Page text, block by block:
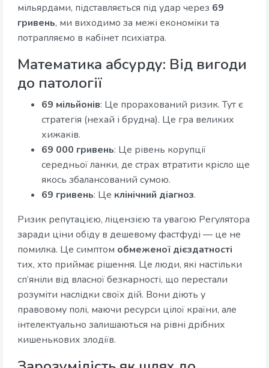
мільярдами, підставляється під удар через 69
гривень, ми виходимо за межі економіки та
потрапляємо в кабінет психіатра.
Математика абсурду: Від вигоди
до патології
69 мільйонів: Це прорахований ризик. Тут є
стратегія (нехай і брудна). Це гра великих
хижаків.
69 000 гривень: Це рівень корупції
середньої ланки, де страх втратити крісло ще
якось збалансований сумою.
69 гривень: Це клінічний діагноз.
Ризик репутацією, ліцензією та увагою Регулятора
заради ціни обіду в дешевому фастфуді — це не
помилка. Це симптом обмеженої дієздатності
тих, хто приймає рішення. Це люди, які настільки
сп’яніли від власної безкарності, що перестали
розуміти наслідки своїх дій. Вони діють у
правовому полі, маючи ресурси цілої країни, але
інтелектуально залишаються на рівні дрібних
кишенькових злодіїв.